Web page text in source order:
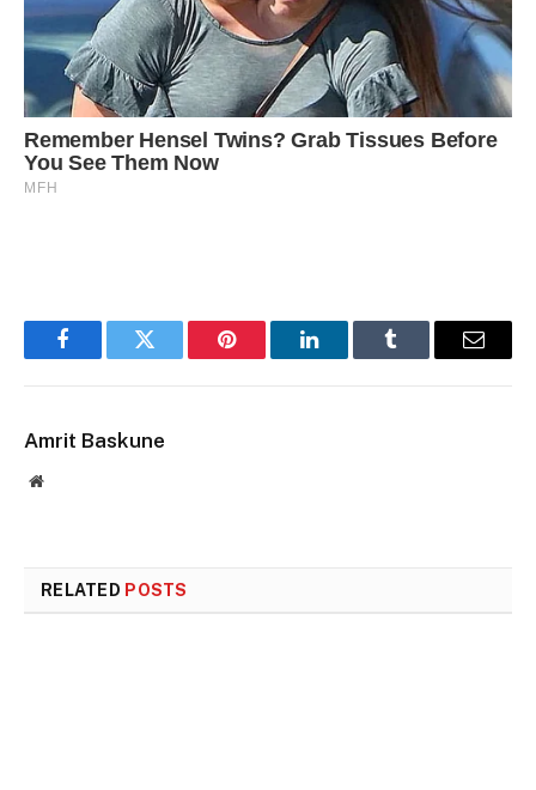
FacebookTwitter Pinterest LinkedInTumblr Email
Amrit Baskune
Website
RELATED POSTS